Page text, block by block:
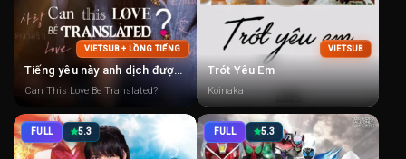
VIETSUB + LỒNG TIẾNG
Tiếng yêu này anh dịch được không?
Can This Love Be Translated?
VIETSUB
Trót Yêu Em
Koinaka
FULL 5.3 FULL 5.3